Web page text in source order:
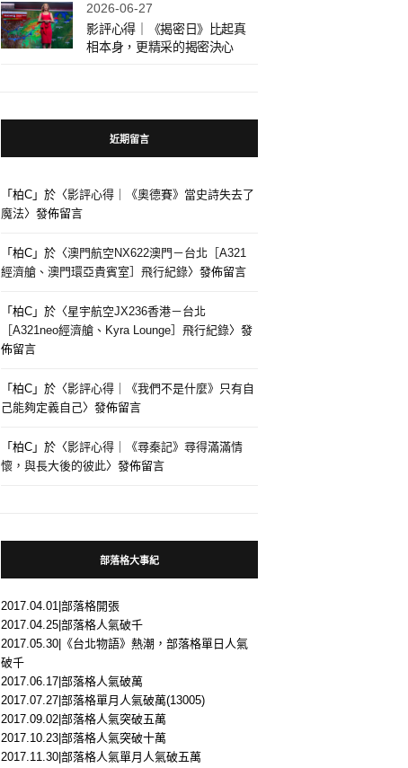
2026-06-27
影評心得｜《揭密日》比起真
相本身，更精采的揭密決心
近期留言
「柏C 」於〈影評心得｜《奧德賽》當史詩失去了
魔法〉發佈留言
「柏C 」於〈澳門航空NX622澳門－台北［A321
經濟艙、澳門環亞貴賓室］飛行紀錄〉發佈留言
「柏C 」於〈星宇航空JX236香港－台北
［A321neo經濟艙、Kyra Lounge］飛行紀錄〉發
佈留言
「柏C 」於〈影評心得｜《我們不是什麼》只有自
己能夠定義自己〉發佈留言
「柏C 」於〈影評心得｜《尋秦記》尋得滿滿情
懷，與長大後的彼此〉發佈留言
部落格大事紀
2017.04.01|部落格開張
2017.04.25|部落格人氣破千
2017.05.30|《台北物語》熱潮，部落格單日人氣
破千
2017.06.17|部落格人氣破萬
2017.07.27|部落格單月人氣破萬(13005)
2017.09.02|部落格人氣突破五萬
2017.10.23|部落格人氣突破十萬
2017.11.30|部落格人氣單月人氣破五萬